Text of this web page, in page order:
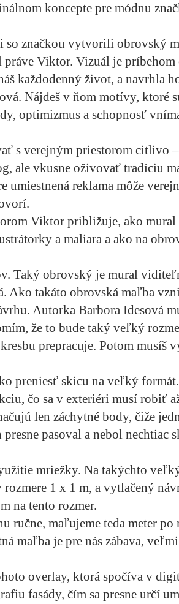
koncepte pre módnu
so značkou vytvorili obrovský
Viktor. Vizuál je príbehom
každodenný život, a navrhla
Nájdeš v ňom motívy, ktoré
optimizmus a schopnosť
s verejným priestorom citlivo –
ale vkusne oživovať tradíciu
umiestnená reklama môže
Viktor približuje, ako
a maliara a ako na
Taký obrovský je mural
Ako takáto obrovská maľba
Autorka Barbora Idesová
že to bude taký veľký
prepracuje. Potom musíš
preniesť skicu na veľký
čo sa v exteriéri musí robiť
len záchytné body, čiže
pasoval a nebol nechtiac
mriežky. Na takýchto
1 x 1 m, a vytlačený
na tento rozmer.
ručne, maľujeme teda meter po
maľba je pre nás zábava,
overlay, ktorá spočíva v
fasády, čím sa presne určí